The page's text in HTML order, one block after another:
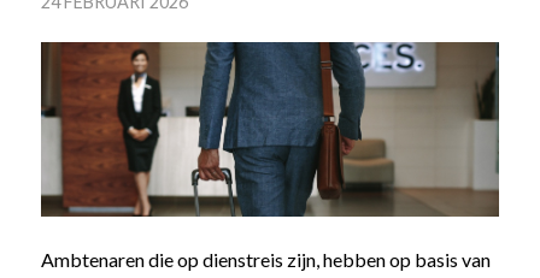
Ambtenaren die op dienstreis zijn, hebben op basis van